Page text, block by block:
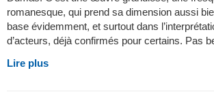
romanesque, qui prend sa dimension aussi
base évidemment, et surtout dans
d’acteurs, déjà confirmés pour certains. Pas
Lire plus